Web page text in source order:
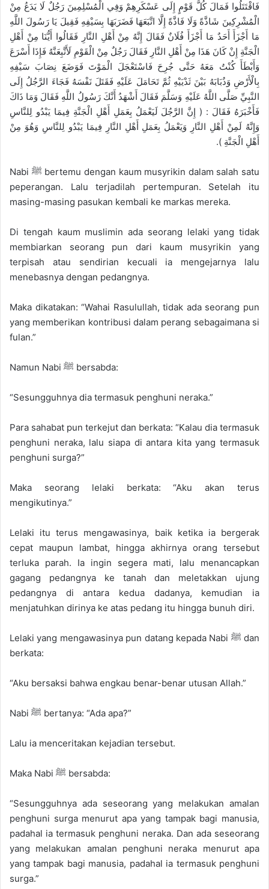
فَاقْتَتَلُوا فَمَالَ كُلُّ قَوْمٍ إِلَى عَسْكَرِهِمْ وَفِي الْمُسْلِمِينَ رَجُلٌ لَا يَدَعُ مِنْ
الْمُشْرِكِينَ شَاذَّةً وَلَا فَاذَّةً إِلَّا اتَّبَعَهَا فَضَرَبَهَا بِسَيْفِهِ فَقِيلَ يَا رَسُولَ اللَّهِ
مَا أَجْزَأَ أَحَدٌ مَا أَجْزَأَ فُلَانٌ فَقَالَ إِنَّهُ مِنْ أَهْلِ النَّارِ فَقَالُوا أَيُّنَا مِنْ أَهْلِ
الْجَنَّةِ إِنْ كَانَ هَذَا مِنْ أَهْلِ النَّارِ فَقَالَ رَجُلٌ مِنْ الْقَوْمِ لَأَتَّبِعَنَّهُ فَإِذَا أَسْرَعَ
وَأَبْطَأَ كُنْتُ مَعَهُ حَتَّى جُرِحَ فَاسْتَعْجَلَ الْمَوْتَ فَوَضَعَ نِصَابَ سَيْفِهِ
بِالْأَرْضِ وَذُبَابَهُ بَيْنَ ثَدْيَيْهِ ثُمَّ تَحَامَلَ عَلَيْهِ فَقَتَلَ نَفْسَهُ فَجَاءَ الرَّجُلُ إِلَى
النَّبِيِّ صَلَّى اللَّهُ عَلَيْهِ وَسَلَّمَ فَقَالَ أَشْهَدُ أَنَّكَ رَسُولُ اللَّهِ فَقَالَ وَمَا ذَاكَ
فَأَخْبَرَهُ فَقَالَ : ( إِنَّ الرَّجُلَ لَيَعْمَلُ بِعَمَلِ أَهْلِ الْجَنَّةِ فِيمَا يَبْدُو لِلنَّاسِ
وَإِنَّهُ لَمِنْ أَهْلِ النَّارِ وَيَعْمَلُ بِعَمَلِ أَهْلِ النَّارِ فِيمَا يَبْدُو لِلنَّاسِ وَهُوَ مِنْ
أَهْلِ الْجَنَّةِ ).
Nabi ﷺ bertemu dengan kaum musyrikin dalam salah satu
peperangan. Lalu terjadilah pertempuran. Setelah itu
masing-masing pasukan kembali ke markas mereka.
Di tengah kaum muslimin ada seorang lelaki yang tidak
membiarkan seorang pun dari kaum musyrikin yang
terpisah atau sendirian kecuali ia mengejarnya lalu
menebasnya dengan pedangnya.
Maka dikatakan: “Wahai Rasulullah, tidak ada seorang pun
yang memberikan kontribusi dalam perang sebagaimana si
fulan.”
Namun Nabi ﷺ bersabda:
“Sesungguhnya dia termasuk penghuni neraka.”
Para sahabat pun terkejut dan berkata: “Kalau dia termasuk
penghuni neraka, lalu siapa di antara kita yang termasuk
penghuni surga?”
Maka seorang lelaki berkata: “Aku akan terus
mengikutinya.”
Lelaki itu terus mengawasinya, baik ketika ia bergerak
cepat maupun lambat, hingga akhirnya orang tersebut
terluka parah. Ia ingin segera mati, lalu menancapkan
gagang pedangnya ke tanah dan meletakkan ujung
pedangnya di antara kedua dadanya, kemudian ia
menjatuhkan dirinya ke atas pedang itu hingga bunuh diri.
Lelaki yang mengawasinya pun datang kepada Nabi ﷺ dan
berkata:
“Aku bersaksi bahwa engkau benar-benar utusan Allah.”
Nabi ﷺ bertanya: “Ada apa?”
Lalu ia menceritakan kejadian tersebut.
Maka Nabi ﷺ bersabda:
“Sesungguhnya ada seseorang yang melakukan amalan
penghuni surga menurut apa yang tampak bagi manusia,
padahal ia termasuk penghuni neraka. Dan ada seseorang
yang melakukan amalan penghuni neraka menurut apa
yang tampak bagi manusia, padahal ia termasuk penghuni
surga.”